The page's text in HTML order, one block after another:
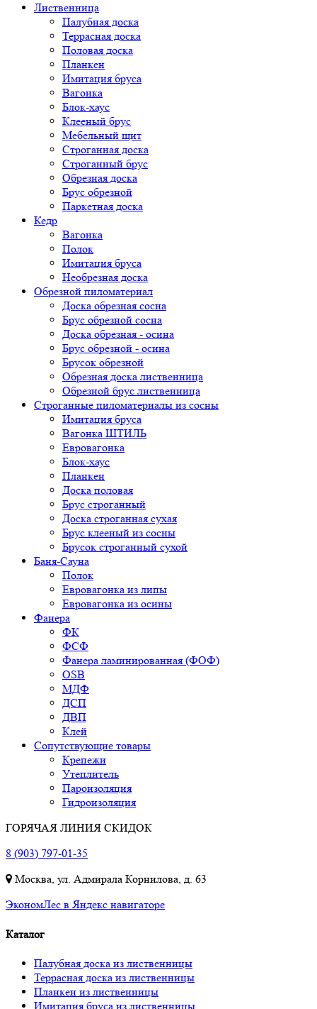
Лиственница
Палубная доска
Террасная доска
Половая доска
Планкен
Имитация бруса
Вагонка
Блок-хаус
Клееный брус
Мебельный щит
Строганная доска
Строганный брус
Обрезная доска
Брус обрезной
Паркетная доска
Кедр
Вагонка
Полок
Имитация бруса
Необрезная доска
Обрезной пиломатериал
Доска обрезная сосна
Брус обрезной сосна
Доска обрезная - осина
Брус обрезной - осина
Брусок обрезной
Обрезная доска лиственница
Обрезной брус лиственница
Строганные пиломатериалы из сосны
Имитация бруса
Вагонка ШТИЛЬ
Евровагонка
Блок-хаус
Планкен
Доска половая
Брус строганный
Доска строганная сухая
Брус клееный из сосны
Брусок строганный сухой
Баня-Сауна
Полок
Евровагонка из липы
Евровагонка из осины
Фанера
ФК
ФСФ
Фанера ламинированная (ФОФ)
OSB
МДФ
ДСП
ДВП
Клей
Сопутствующие товары
Крепежи
Утеплитель
Пароизоляция
Гидроизоляция
ГОРЯЧАЯ ЛИНИЯ СКИДОК
8 (903) 797-01-35
Москва, ул. Адмирала Корнилова, д. 63
ЭкономЛес в Яндекс навигаторе
Каталог
Палубная доска из лиственницы
Террасная доска из лиственницы
Планкен из лиственницы
Имитация бруса из лиственницы